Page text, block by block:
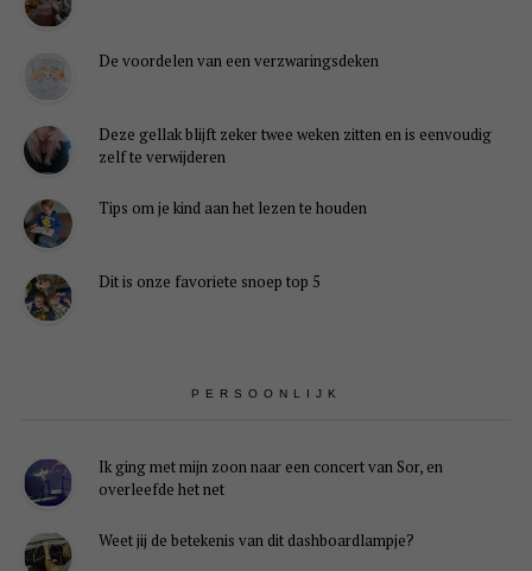
De voordelen van een verzwaringsdeken
Deze gellak blijft zeker twee weken zitten en is eenvoudig
zelf te verwijderen
Tips om je kind aan het lezen te houden
Dit is onze favoriete snoep top 5
PERSOONLIJK
Ik ging met mijn zoon naar een concert van Sor, en
overleefde het net
Weet jij de betekenis van dit dashboardlampje?